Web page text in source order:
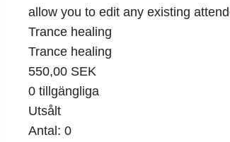
allow you to edit any existing
Trance healing
Trance healing
550,00 SEK
0 tillgängliga
Utsålt
Antal: 0